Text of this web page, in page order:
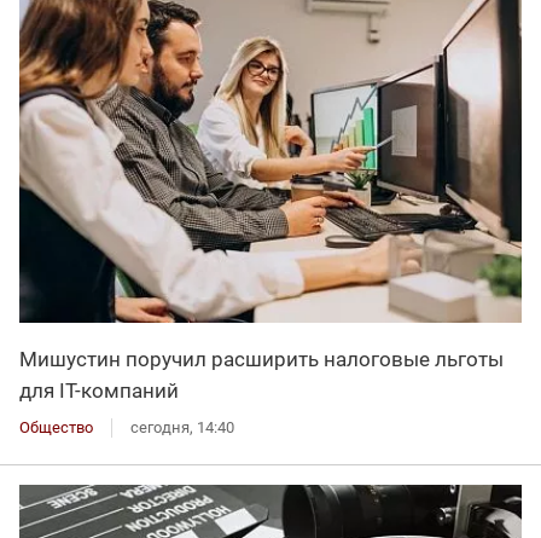
Мишустин поручил расширить налоговые льготы
для IT-компаний
Общество сегодня, 14:40